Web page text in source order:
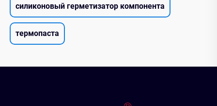
силиконовый герметизатор компонента
термопаста